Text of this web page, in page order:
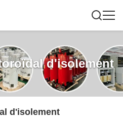
d'isolement
d'isolement